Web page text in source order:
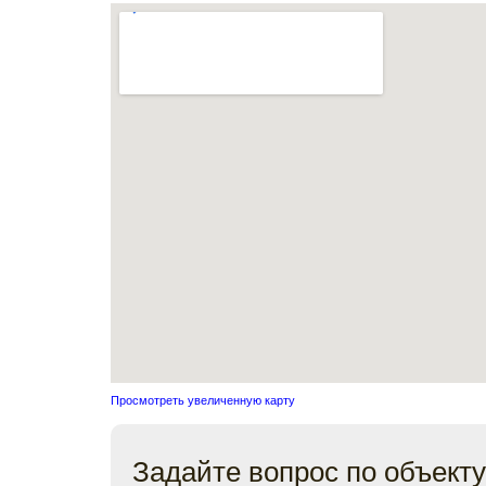
Просмотреть увеличенную карту
Задайте вопрос по